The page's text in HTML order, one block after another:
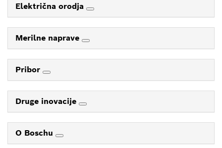
Električna orodja
Merilne naprave
Pribor
Druge inovacije
O Boschu